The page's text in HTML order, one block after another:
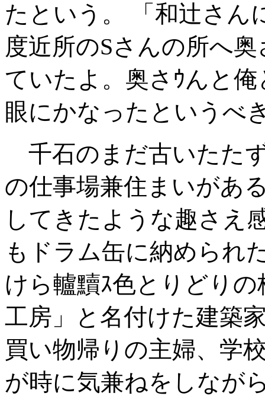
たという。 「和辻さん
度近所のSさんの所へ
ていたよ。奥さｳんと
眼にかなったというべ
千石のまだ古いたた
の仕事場兼住まいがあ
してきたような趣さえ
もドラム缶に納められ
けら轤黷ｽ色とりどり
工房」と名付けた建築
買い物帰りの主婦、学
が時に気兼ねをしなが